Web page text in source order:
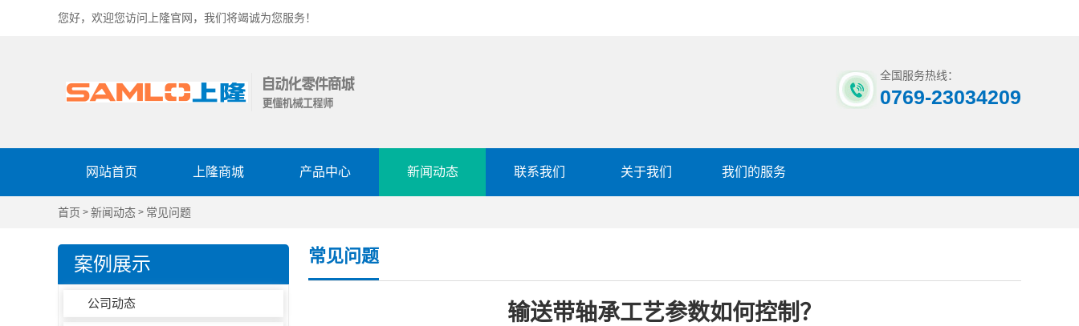
您好，欢迎您访问上隆官网，我们将竭诚为您服务！
全国服务热线：
0769-23034209
网站首页 上隆商城 产品中心 新闻动态 联系我们 关于我们 我们的服务
首页 > 新闻动态 > 常见问题
案例展示
公司动态
常见问题
输送带轴承工艺参数如何控制？